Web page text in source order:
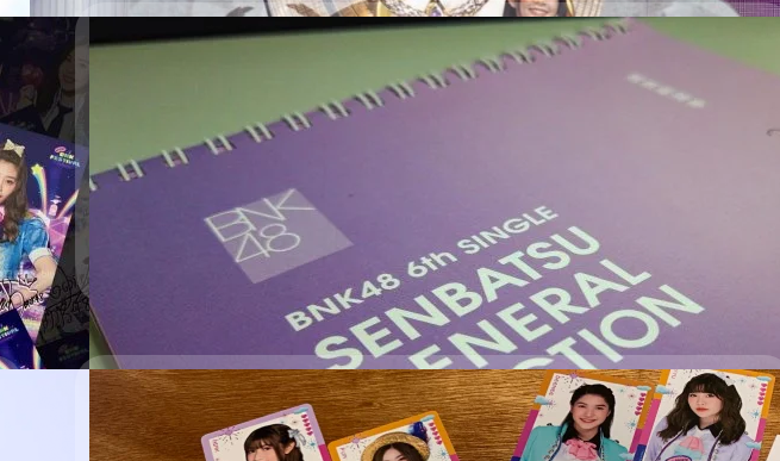
ปฏิทินตั้งโต๊ะ BNK48 6th SINGLE SENBATSU GENERAL ELECTION
BNK48 ผู้ปลุกกระแสวงการบันเทิงไทย คงกระแสต่อเนื่องเมื่อปีก่อน ยาวมาในปีนี้ทั้งปี และในวาระส่ง
ท้ายปีเก่าต้อนรับปีใหม่ทั้งทีมีหรือที่ BNK48 จะไม่มีสินค้าน่ารักๆ มาฝากส่งท้ายปี แน่นอน แบไต๋ จัดให้
ภาพชุดสุดน่ารักภายใน ปฏิทิน BNK48 6th SINGLE SENBATSU GENERAL ELECTION ฝากแฟนๆ
ทั้งนี้ปฏิทินนี้มีจำหน่ายภายในงาน BNK48 1st Album "RIVER" 2-shot Event ในวันเสาร์ และอาทิตย์
ที่ 15-16 ธันวาคม 2561 ณ MCC HALL, THE MALL NGAMWONGWAN ที่ผ่านมา ผู้เขียนไม่รอช้าคว้า
มาในทันใด เฝ้ารอวันสิ้นปีนำภาพมาฝากแฟนๆ กันครับ ภายนอกมีกรอบกระดาษสีขาวหนึ่งชั้นก่อนตัว
ปฏิทิน เขียนข้อความ BNK48 6th SINGLE SENBATSU GENERAL ELECTION มีโลโก้ ด้านหลัง เขียน
ชื่อเมมเบอร์ทั้ง 52 คน เรียงตามตัวอักษรภาษาอังกฤษ สีชมพู…
Meechok Dechpokasup| 2776 days ago
17/12/2018
แกะห่อลองลุ้น BNK48 Music Card Edition จะได้รูปใครบ้างนะ?